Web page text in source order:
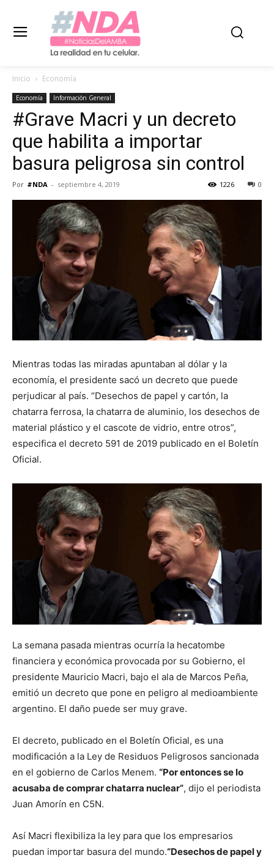
Inicio Economía
Economía Información General
#Grave Macri y un decreto
que habilita a importar
basura peligrosa sin control
Por #NDA - septiembre 4, 2019 0
1226
Mientras todas las miradas apuntaban al dólar y la
economía, el presidente sacó un decreto que puede
perjudicar al país. “Desechos de papel y cartón, la
chatarra ferrosa, la chatarra de aluminio, los desechos de
material plástico y el cascote de vidrio, entre otros”,
especifica el decreto 591 de 2019 publicado en el Boletín
Oficial.
La semana pasada mientras ocurría la hecatombe
financiera y económica provocada por su Gobierno, el
presidente Mauricio Macri, bajo el ala de Marcos Peña,
emitió un decreto que pone en peligro al medioambiente
argentino. El daño puede ser muy grave.
El decreto, publicado en el Boletín Oficial, es una
modificación a la Ley de Residuos Peligrosos sancionada
en el gobierno de Carlos Menem. “Por entonces se lo
acusaba de comprar chatarra nuclear”, dijo el periodista
Juan Amorín en C5N.
Así Macri flexibiliza la ley para que los empresarios
puedan importar basura del mundo.“Desechos de papel y